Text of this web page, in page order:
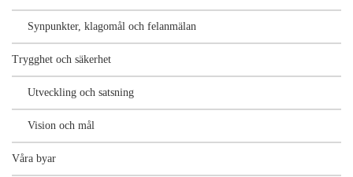
Synpunkter, klagomål och felanmälan
Trygghet och säkerhet
Utveckling och satsning
Vision och mål
Våra byar